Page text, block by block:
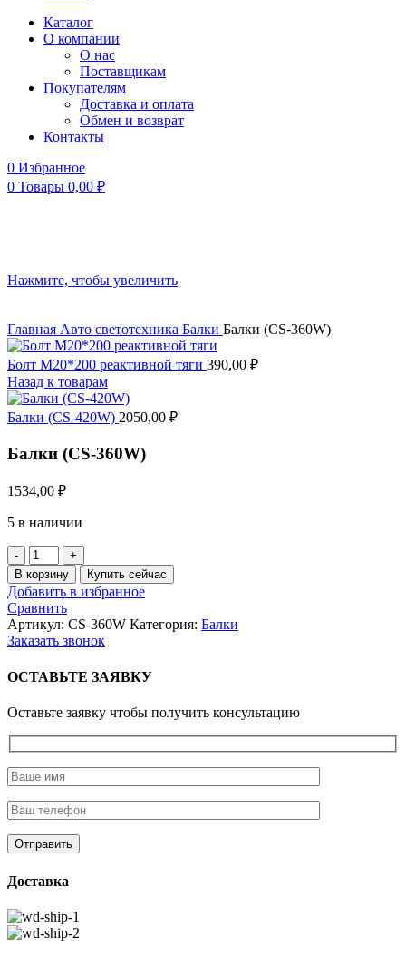
Каталог
О компании
О нас
Поставщикам
Покупателям
Доставка и оплата
Обмен и возврат
Контакты
0 Избранное
0 Товары 0,00 ₽
Нажмите, чтобы увеличить
Главная Авто светотехника Балки Балки (CS-360W)
Болт М20*200 реактивной тяги 390,00 ₽
Назад к товарам
Балки (CS-420W) 2050,00 ₽
Балки (CS-360W)
1534,00 ₽
5 в наличии
Количество
товара
Балки
(CS-
360W)
В корзину Купить сейчас
Добавить в избранное
Сравнить
Артикул: CS-360W Категория: Балки
Заказать звонок
ОСТАВЬТЕ ЗАЯВКУ
Оставьте заявку чтобы получить консультацию
Доставка